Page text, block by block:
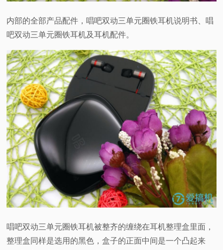
内部的全部产品配件，唱吧双动三单元圈铁耳机说明书、唱
吧双动三单元圈铁耳机及耳机配件。
唱吧双动三单元圈铁耳机被整齐的缠绕在耳机整理盒里面，
整理盒同样是选用的黑色，盒子的正面中间是一个凸起来